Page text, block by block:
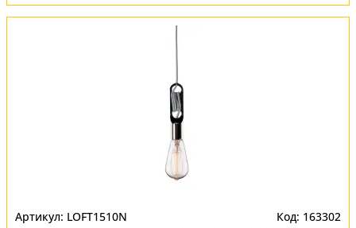
LOFT1510N 163302